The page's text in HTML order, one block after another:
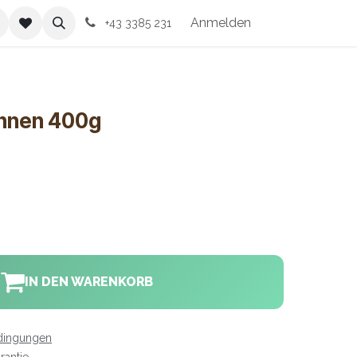
+43 3385 231 Anmelden
400g
IN DEN WARENKORB